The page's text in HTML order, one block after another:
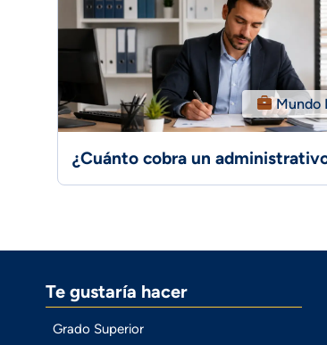
Mundo
¿Cuánto cobra un
Te gustaría hacer
Grado Superior